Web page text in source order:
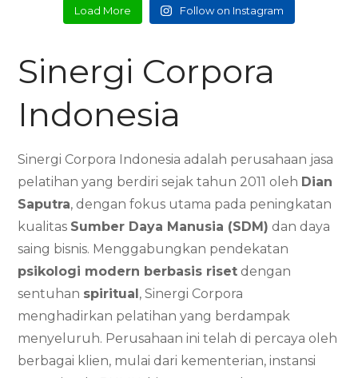
Load More Follow on Instagram
Sinergi Corpora
Indonesia
Sinergi Corpora Indonesia adalah perusahaan jasa
pelatihan yang berdiri sejak tahun 2011 oleh Dian
Saputra, dengan fokus utama pada peningkatan
kualitas Sumber Daya Manusia (SDM) dan daya
saing bisnis. Menggabungkan pendekatan
psikologi modern berbasis riset dengan
sentuhan spiritual, Sinergi Corpora
menghadirkan pelatihan yang berdampak
menyeluruh. Perusahaan ini telah di percaya oleh
berbagai klien, mulai dari kementerian, instansi